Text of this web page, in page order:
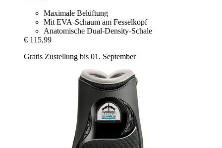
Maximale Belüftung
Mit EVA-Schaum am Fesselkopf
Anatomische Dual-Density-Schale
€ 115,99
Gratis Zustellung bis 01. September